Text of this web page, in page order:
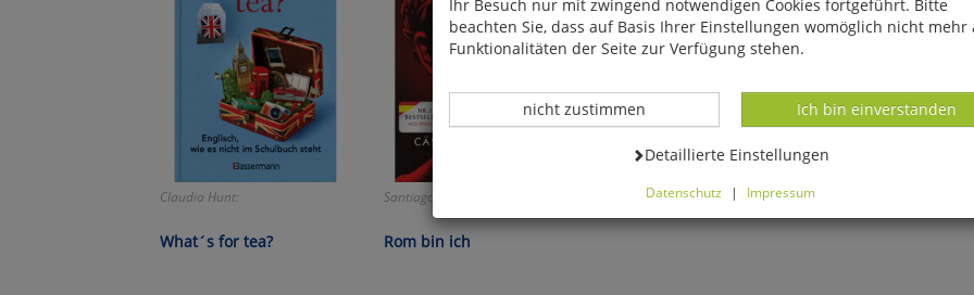
Claudia Hunt:
What´s for tea?
Santiago Posteguillo:
Rom bin ich
Ihr Besuch nur mit zwingend notwendigen Cookies fortgeführt. Bitte
beachten Sie, dass auf Basis Ihrer Einstellungen womöglich nicht mehr
Funktionalitäten der Seite zur Verfügung stehen.
Datenverarbeitung -
Ich bin einverstanden
Datenverarbeitung -
nicht zustimmen
Datenverarbeitung -
Detaillierte Einstellungen
Datenschutz | Impressum
Cookies ablehnen, wird Ihr Besuch nur mit zwingend notwendigen